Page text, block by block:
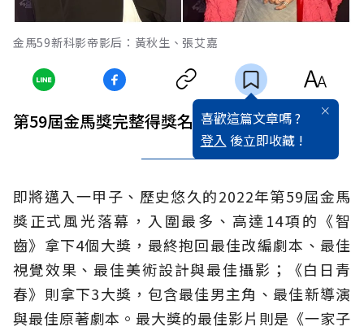
金馬59新科影帝影后：黃秋生、張艾嘉
喜歡這篇文章嗎 ?
登入 後立即收藏 !
第59屆金馬獎完整得獎名單正式出爐！
即將邁入一甲子、歷史悠久的2022年第59屆金馬
獎正式風光落幕，入圍最多、高達14項的《智
齒》拿下4個大獎，最終抱回最佳改編劇本、最佳
視覺效果、最佳美術設計與最佳攝影；《白日青
春》則拿下3大獎，包含最佳男主角、最佳新導演
與最佳原著劇本。最大獎的最佳影片則是《一家子